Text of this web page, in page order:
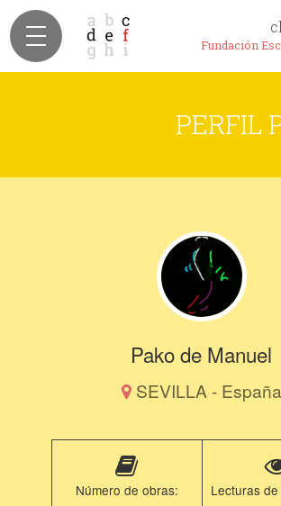
Fundación
PERFIL
Pako de Manuel
SEVILLA - España
Número de obras: Lecturas